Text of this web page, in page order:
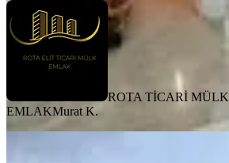
ROTA TİCARİ MÜLK
EMLAKMurat K.